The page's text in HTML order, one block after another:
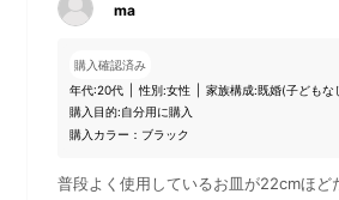
ma
購入確認済み
年代:20代 性別:女性 家族構成:既婚(子どもな
購入目的:自分用に購入
購入カラー：ブラック
普段よく使用しているお皿が22cmほど